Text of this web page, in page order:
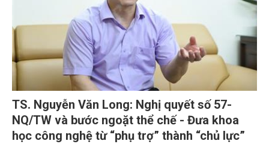
TS. Nguyễn Văn Long: Nghị quyết số 57-
NQ/TW và bước ngoặt thể chế - Đưa khoa
học công nghệ từ “phụ trợ” thành “chủ lực”